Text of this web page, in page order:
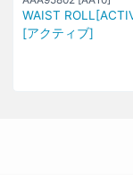
WAIST
[アクティブ]